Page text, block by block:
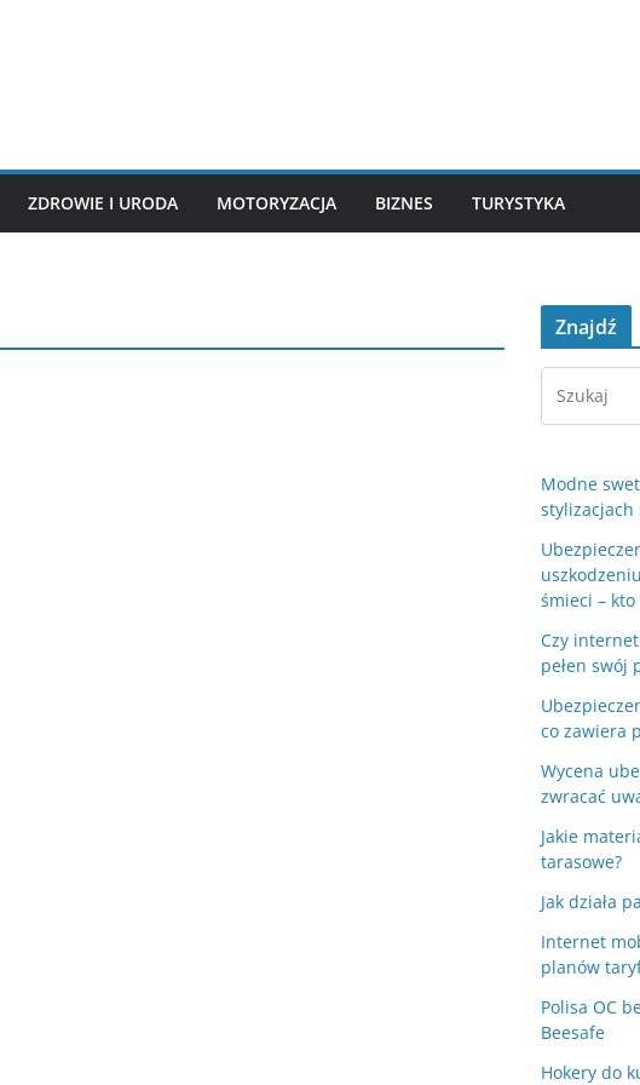
ZDROWIE I URODA MOTORYZACJA BIZNES TURYSTYKA
Znajdź
Modne
stylizacjach
śmieci –
Czy
pełen swój
co zawiera
Wycena
zwracać
Jakie
tarasowe?
Jak działa
Internet
planów
Polisa OC
Beesafe
Hokery do